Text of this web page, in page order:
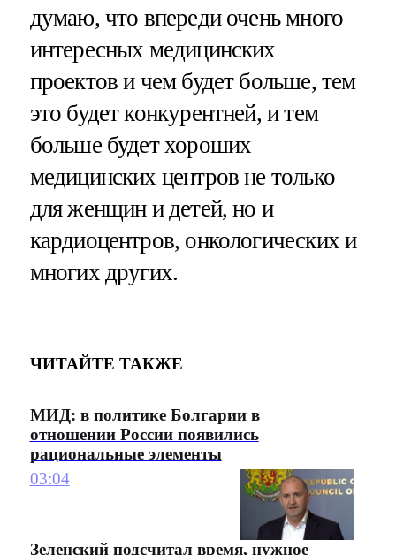
думаю, что впереди очень много
интересных медицинских
проектов и чем будет больше, тем
это будет конкурентней, и тем
больше будет хороших
медицинских центров не только
для женщин и детей, но и
кардиоцентров, онкологических и
многих других.
ЧИТАЙТЕ ТАКЖЕ
МИД: в политике Болгарии в
отношении России появились
рациональные элементы
03:04
Зеленский подсчитал время, нужное